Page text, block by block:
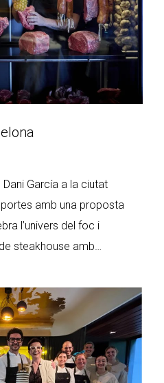
García a la ciutat
amb una proposta
l’univers del foc i
steakhouse amb…